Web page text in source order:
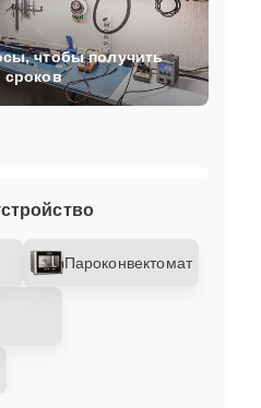
Пароконвектомат
чтобы получить
сроков